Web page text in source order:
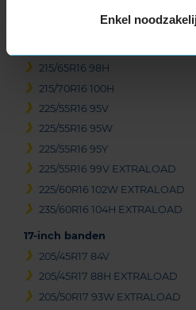
Enkel
215/65R16 98H
215/65R16 98H
215/70R16 100H
225/55R16 95V
225/55R16 95W
225/55R16 95Y
225/55R16 99V EXTRALOAD
225/60R16 102W EXTRALOAD
235/60R16 104H EXTRALOAD
17-inch banden
205/45R17 84V
205/45R17 88H EXTRALOAD
205/50R17 93W EXTRALOAD